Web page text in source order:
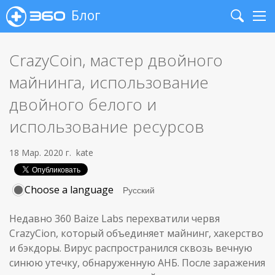
Блог
Search
CrazyCoin, мастер двойного
майнинга, использование
двойного белого и
использование ресурсов
18 Мар. 2020 г. kate
Choose a language
Недавно 360 Baize Labs перехватили червя
CrazyCion, который объединяет майнинг, хакерство
и бэкдоры. Вирус распространился сквозь вечную
синюю утечку, обнаруженную АНБ. После заражения